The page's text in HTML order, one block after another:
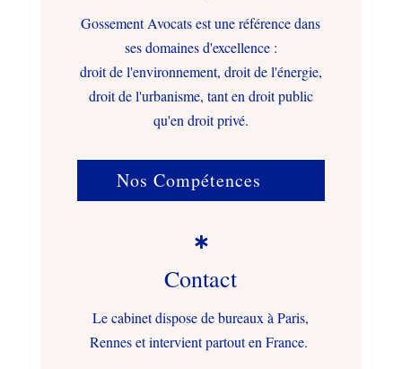
Gossement Avocats est une référence dans
ses domaines d'excellence :
droit de l'environnement, droit de l'énergie,
droit de l'urbanisme, tant en droit public
qu'en droit privé.
Nos Compétences

Contact
Le cabinet dispose de bureaux à Paris,
Rennes et intervient partout en France.